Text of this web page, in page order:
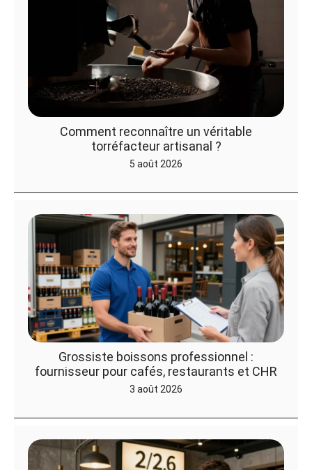
Comment reconnaître un véritable
torréfacteur artisanal ?
5 août 2026
Grossiste boissons professionnel :
fournisseur pour cafés, restaurants et CHR
3 août 2026